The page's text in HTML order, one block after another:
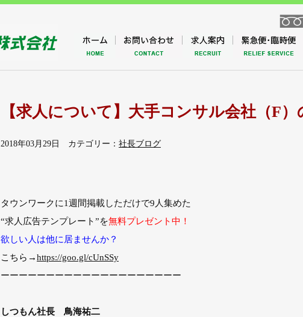
【求人について】大手コンサル会社（F
2018年03月29日 カテゴリー： 社長ブログ
タウンワークに1週間掲載しただけで9人集めた
“求人広告テンプレート”を無料プレゼント中！
欲しい人は他に居ませんか？
こちら→https://goo.gl/cUnSSy
ーーーーーーーーーーーーーーーーーーーー
しつもん社長 鳥海祐二